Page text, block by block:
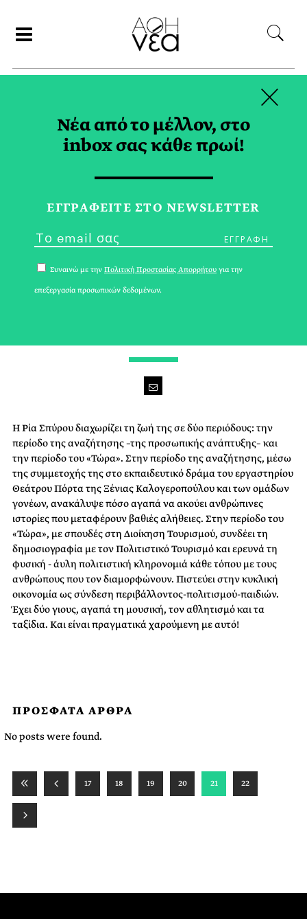
ΡΙΑ ΣΠΥΡΟΥ
Η Ρία Σπύρου διαχωρίζει τη ζωή της σε δύο περιόδους: την
περίοδο της αναζήτησης –της προσωπικής ανάπτυξης– και
την περίοδο του «Τώρα». Στην περίοδο της αναζήτησης, μέσω
της συμμετοχής της στο εκπαιδευτικό δράμα του εργαστηρίου
Θεάτρου Πόρτα της Ξένιας Καλογεροπούλου και των ομάδων
γονέων, ανακάλυψε πόσο αγαπά να ακούει ανθρώπινες
ιστορίες που μεταφέρουν βαθιές αλήθειες. Στην περίοδο του
«Τώρα», με σπουδές στη Διοίκηση Τουρισμού, συνδέει τη
δημοσιογραφία με τον Πολιτιστικό Τουρισμό και ερευνά τη
φυσική - άυλη πολιτιστική κληρονομιά κάθε τόπου με τους
ανθρώπους που τον διαμορφώνουν. Πιστεύει στην κυκλική
οικονομία ως σύνδεση περιβάλλοντος-πολιτισμού-παιδιών.
Έχει δύο γιους, αγαπά τη μουσική, τον αθλητισμό και τα
ταξίδια. Και είναι πραγματικά χαρούμενη με αυτό!
ΠΡΟΣΦΑΤΑ ΑΡΘΡΑ
No posts were found.
17 18 19 20 21 22
Νέα από το μέλλον, στο
inbox σας κάθε πρωί!
ΕΓΓPΑΦΕΙΤΕ ΣΤΟ NEWSLETTER
Συναινώ με την Πολιτική Προστασίας Απορρήτου για την
επεξεργασία προσωπικών δεδομένων.
×